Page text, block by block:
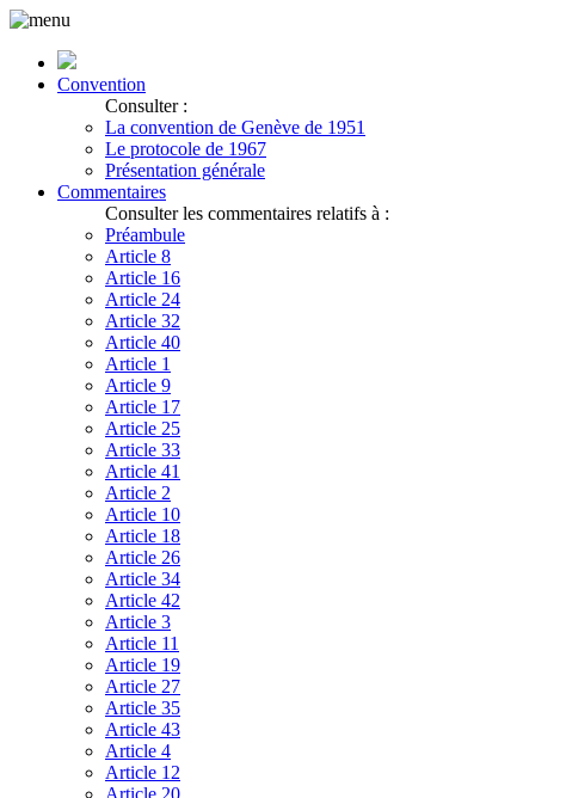
Convention
Consulter :
La convention de Genève de 1951
Le protocole de 1967
Présentation générale
Commentaires
Consulter les commentaires relatifs à :
Préambule
Article 8
Article 16
Article 24
Article 32
Article 40
Article 1
Article 9
Article 17
Article 25
Article 33
Article 41
Article 2
Article 10
Article 18
Article 26
Article 34
Article 42
Article 3
Article 11
Article 19
Article 27
Article 35
Article 43
Article 4
Article 12
Article 20